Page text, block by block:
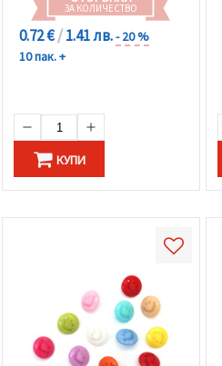
ЗА КОЛИЧЕСТВО
0.72 €/1.41 лв.- 20 %
10 пак. +
КУПИ